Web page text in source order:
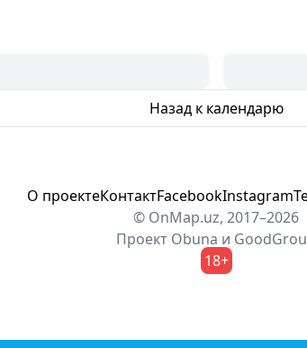
Назад к календарю
О проектеКонтактFacebookInstagram
© OnMap.uz, 2017–2026
Проект Obuna и
18+